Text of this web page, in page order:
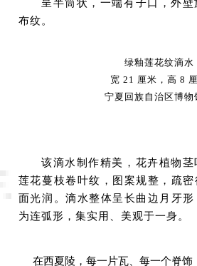
布纹。
绿釉莲花纹滴水
宽 21 厘米，高 8
宁夏回族自治区博物
该滴水制作精美，花卉植物
莲花蔓枝卷叶纹，图案规整，疏
面光润。滴水整体呈长曲边月牙
为连弧形，集实用、美观于一身。
在西夏陵，每一片瓦、每一个脊